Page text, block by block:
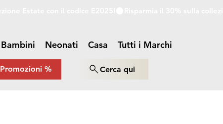
Bambini Neonati Casa
Tutti i Marchi
Cerca qui
Promozioni %